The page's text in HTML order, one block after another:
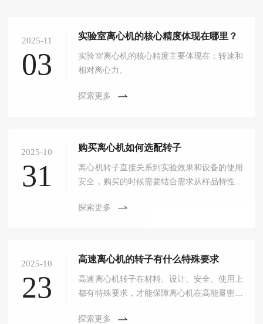
2025-11
03
实验室离心机的核心精度体现在哪里？
实验室离心机的核心精度主要体现在：转速和
相对离心力。
探索更多
2025-10
31
购买离心机如何选配转子
离心机转子直接关系到实验效果和设备的使用
安全，购买的时候需要结合需求从样品特性、
探索更多
2025-10
23
高速离心机的转子有什么特殊要求
高速离心机转子在材料、设计、安全、使用上
都有特殊要求，才能保障离心机在高能量密度
探索更多